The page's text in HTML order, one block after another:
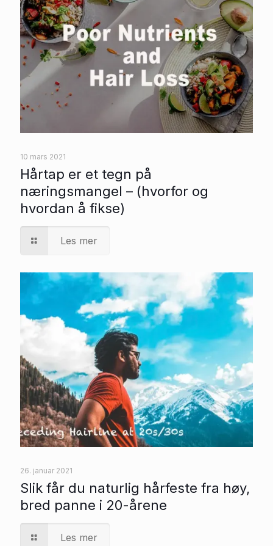
10 mars 2021
Hårtap er et tegn på
næringsmangel – (hvorfor og
hvordan å fikse)
Les mer
26. januar 2021
Slik får du naturlig hårfeste fra høy,
bred panne i 20-årene
Les mer